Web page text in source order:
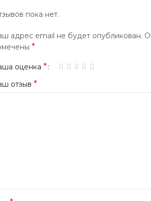
пока нет.
адрес email не будет опубликован.
*
оценка *
отзыв *